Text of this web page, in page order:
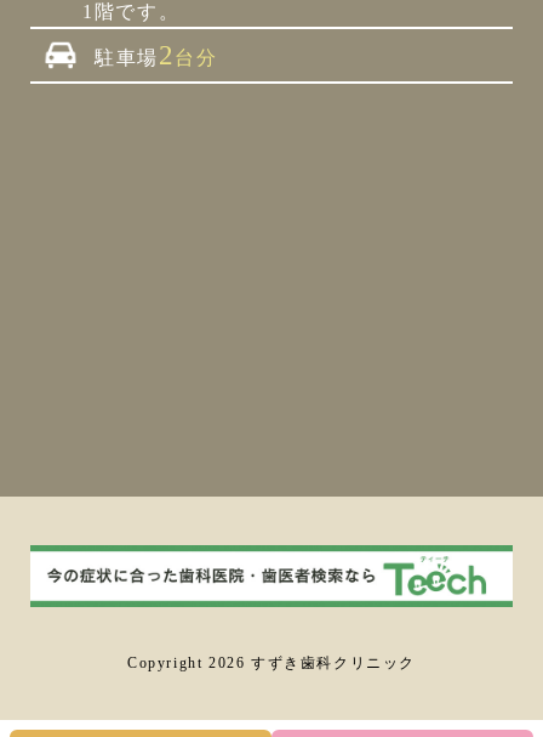
1階です。
駐車場2 台分
Copyright 2026 すずき歯科クリニック